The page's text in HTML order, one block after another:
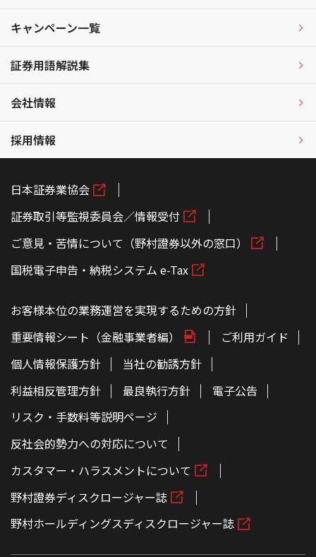
キャンペーン一覧
証券用語解説集
会社情報
採用情報
日本証券業協会
証券取引等監視委員会／情報受付
ご意見・苦情について（野村證券以外の窓口）
国税電子申告・納税システム e-Tax
お客様本位の業務運営を実現するための方針
重要情報シート（金融事業者編）
ご利用ガイド
個人情報保護方針
当社の勧誘方針
利益相反管理方針
最良執行方針
電子公告
リスク・手数料等説明ページ
反社会的勢力への対応について
カスタマー・ハラスメントについて
野村證券ディスクロージャー誌
野村ホールディングスディスクロージャー誌